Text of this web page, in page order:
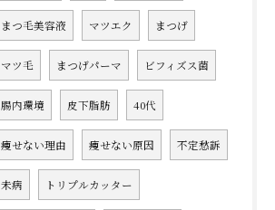
まつ毛美容液 マツエク まつげ
マツ毛 まつげパーマ ビフィズス菌
腸内環境 皮下脂肪 40代
痩せない理由 痩せない原因 不定愁訴
未病 トリプルカッター